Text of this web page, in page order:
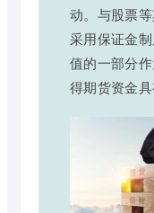
动。与股票
采用保证金
值的一部分
得期货资金具